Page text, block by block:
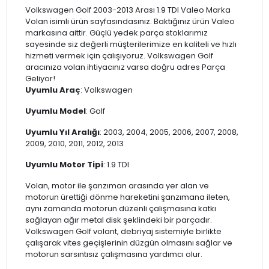
Volkswagen Golf 2003-2013 Arası 1.9 TDI Valeo Marka
Volan isimli ürün sayfasındasınız. Baktığınız ürün Valeo
markasına aittir. Güçlü yedek parça stoklarımız
sayesinde siz değerli müşterilerimize en kaliteli ve hızlı
hizmeti vermek için çalışıyoruz. Volkswagen Golf
aracınıza volan ihtiyacınız varsa doğru adres Parça
Geliyor!
Uyumlu Araç: Volkswagen
Uyumlu Model: Golf
Uyumlu Yıl Aralığı: 2003, 2004, 2005, 2006, 2007, 2008,
2009, 2010, 2011, 2012, 2013
Uyumlu Motor Tipi: 1.9 TDI
Volan, motor ile şanzıman arasında yer alan ve
motorun ürettiği dönme hareketini şanzımana ileten,
aynı zamanda motorun düzenli çalışmasına katkı
sağlayan ağır metal disk şeklindeki bir parçadır.
Volkswagen Golf volant, debriyaj sistemiyle birlikte
çalışarak vites geçişlerinin düzgün olmasını sağlar ve
motorun sarsıntısız çalışmasına yardımcı olur.